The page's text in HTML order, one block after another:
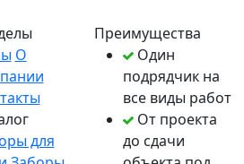
О
для
Преимущества
Один
подрядчик на
все виды работ
От проекта
до сдачи